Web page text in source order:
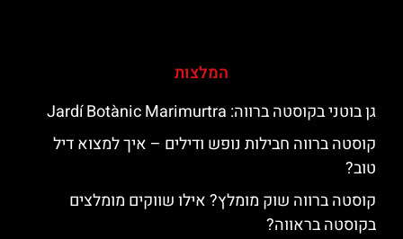
המלצות
גן בוטני בקוסטה ברווה: ‪‪Jardí Botànic Marimurtra‬‬
קוסטה ברווה חבילות נופש ודילים – איך למצוא דיל
טוב?
קוסטה ברווה שוק מומלץ? אילו שווקים מומלצים
בקוסטה בראווה?